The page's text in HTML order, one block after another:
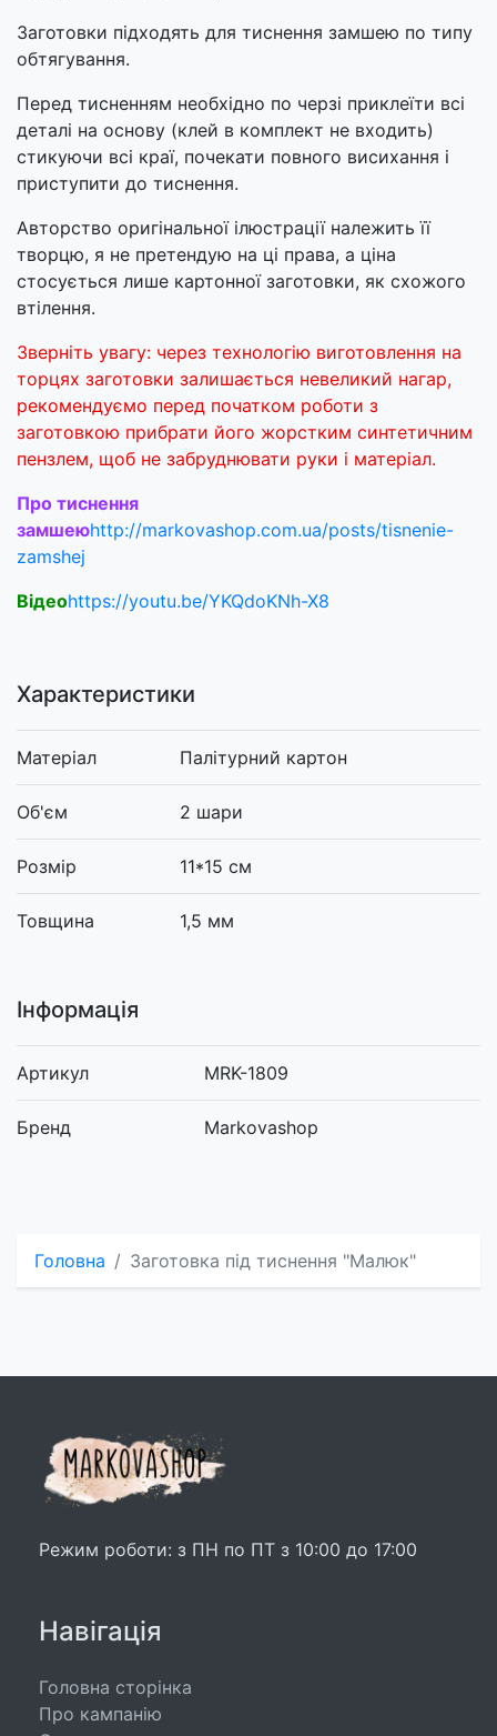
Заготовки підходять для тиснення замшею по типу
обтягування.
Перед тисненням необхідно по черзі приклеїти всі
деталі на основу (клей в комплект не входить)
стикуючи всі краї, почекати повного висихання і
приступити до тиснення.
Авторство оригінальної ілюстрації належить її
творцю, я не претендую на ці права, а ціна
стосується лише картонної заготовки, як схожого
втілення.
Зверніть увагу: через технологію виготовлення на
торцях заготовки залишається невеликий нагар,
рекомендуємо перед початком роботи з
заготовкою прибрати його жорстким синтетичним
пензлем, щоб не забруднювати руки і матеріал.
Про тиснення
замшеюhttp://markovashop.com.ua/posts/tisnenie-
zamshej
Відеоhttps://youtu.be/YKQdoKNh-X8
Характеристики
Матеріал Палітурний картон
Об'єм 2 шари
Розмір 11*15 см
Товщина 1,5 мм
Інформація
Артикул MRK-1809
Бренд Markovashop
Головна Заготовка під тиснення "Малюк"
Режим роботи: з ПН по ПТ з 10:00 до 17:00
Навігація
Головна сторінка
Про кампанію